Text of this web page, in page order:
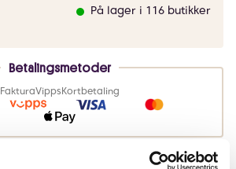
På lager i 116 butikker
Betalingsmetoder
FakturaVippsKortbetaling